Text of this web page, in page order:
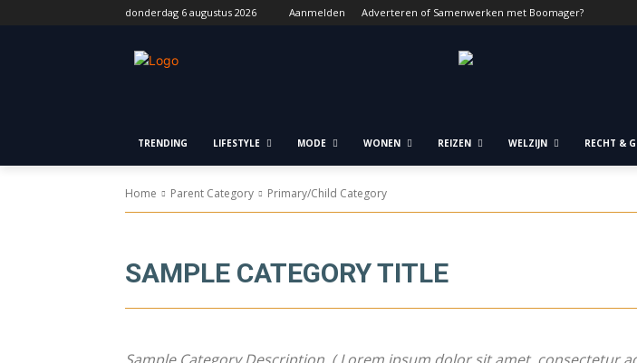
donderdag 6 augustus 2026 Aanmelden Adverteren of Samenwerken met Boomager?
TRENDING LIFESTYLE MODE WONEN REIZEN WELZIJN RECHT &
Home Parent Category Primary/Child Category
SAMPLE CATEGORY TITLE